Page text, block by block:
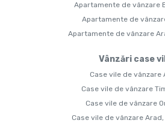
Apartamente de vânzare
Apartamente de
Apartamente de vânzare
Vânzări case
Case vile de vânzare
Case vile de vânzare
Case vile de vânzare
Case vile de vânzare Arad,